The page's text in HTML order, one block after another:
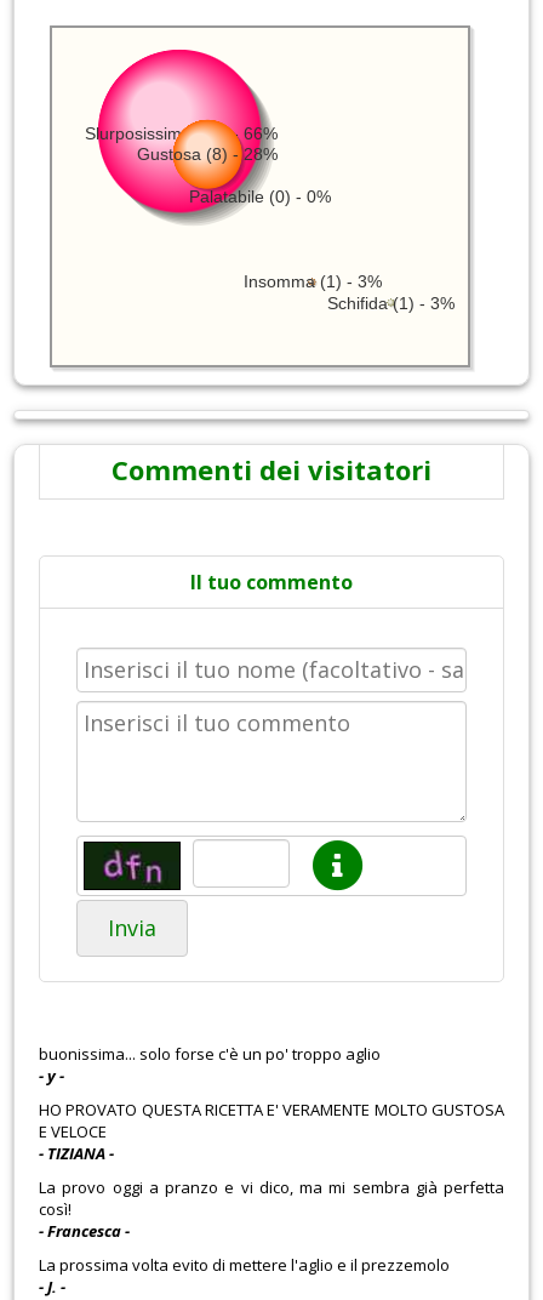
Slurposissima (19) - 66%
Gustosa (8) - 28%
Schifida (1) - 3%
Insomma (1) - 3%
Palatabile (0) - 0%
Commenti dei visitatori
Il tuo commento
Invia
buonissima... solo forse c'è un po' troppo aglio
- y -
HO PROVATO QUESTA RICETTA E' VERAMENTE MOLTO GUSTOSA
E VELOCE
- TIZIANA -
La provo oggi a pranzo e vi dico, ma mi sembra già perfetta
così!
- Francesca -
La prossima volta evito di mettere l'aglio e il prezzemolo
- J. -